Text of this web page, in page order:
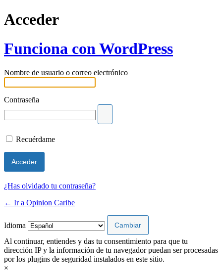
Acceder
Funciona con WordPress
Nombre de usuario o correo electrónico
Contraseña
Recuérdame
¿Has olvidado tu contraseña?
← Ir a Opinion Caribe
Idioma
Al continuar, entiendes y das tu consentimiento para que tu
dirección IP y la información de tu navegador puedan ser procesadas
por los plugins de seguridad instalados en este sitio.
×